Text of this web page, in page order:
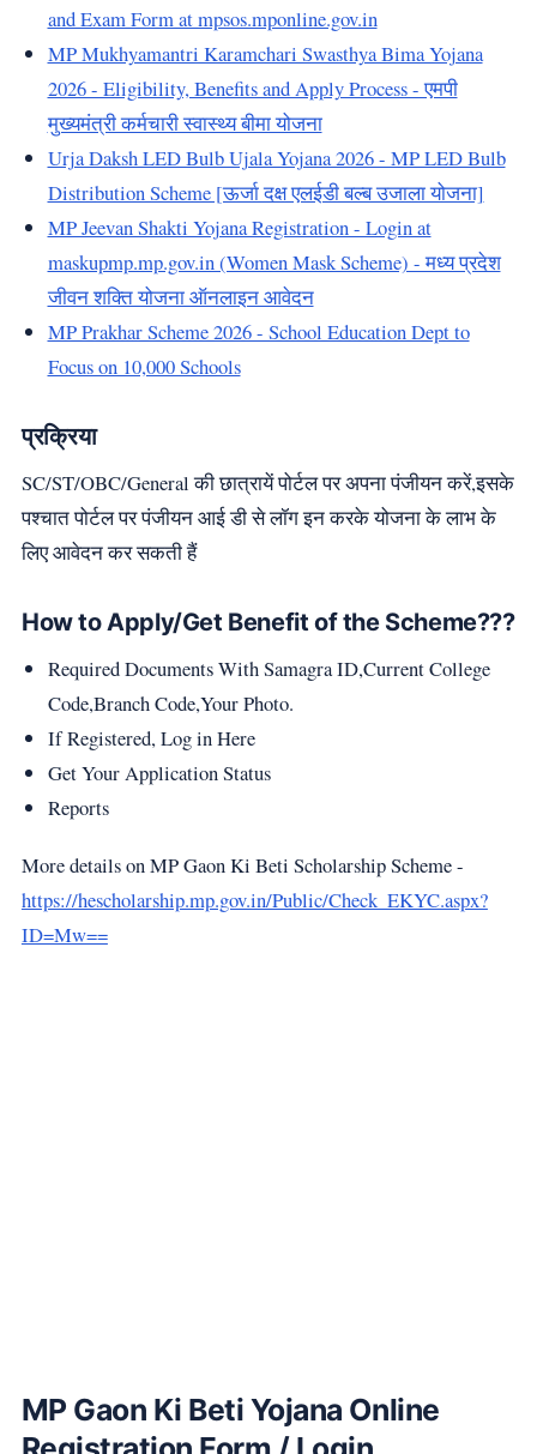
and Exam Form at mpsos.mponline.gov.in
MP Mukhyamantri Karamchari Swasthya Bima Yojana
2026 - Eligibility, Benefits and Apply Process - एमपी
मुख्यमंत्री कर्मचारी स्वास्थ्य बीमा योजना
Urja Daksh LED Bulb Ujala Yojana 2026 - MP LED Bulb
Distribution Scheme [ऊर्जा दक्ष एलईडी बल्ब उजाला योजना]
MP Jeevan Shakti Yojana Registration - Login at
maskupmp.mp.gov.in (Women Mask Scheme) - मध्य प्रदेश
जीवन शक्ति योजना ऑनलाइन आवेदन
MP Prakhar Scheme 2026 - School Education Dept to
Focus on 10,000 Schools
प्रक्रिया
SC/ST/OBC/General की छात्रायें पोर्टल पर अपना पंजीयन करें,इसके
पश्चात पोर्टल पर पंजीयन आई डी से लॉग इन करके योजना के लाभ के
लिए आवेदन कर सकती हैं
How to Apply/Get Benefit of the Scheme???
Required Documents With Samagra ID,Current College
Code,Branch Code,Your Photo.
If Registered, Log in Here
Get Your Application Status
Reports
More details on MP Gaon Ki Beti Scholarship Scheme -
https://hescholarship.mp.gov.in/Public/Check_EKYC.aspx?
ID=Mw==
MP Gaon Ki Beti Yojana Online